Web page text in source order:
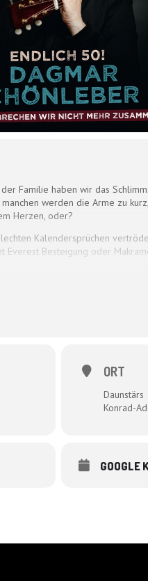
Familie haben wir das
werden die Arme zu
Herzen, oder?
Kalendersprüchen
Everest Besteigung oder
noch alles machbar, denn ü
ORT
Daunstärs
Konrad-
GOOGLE